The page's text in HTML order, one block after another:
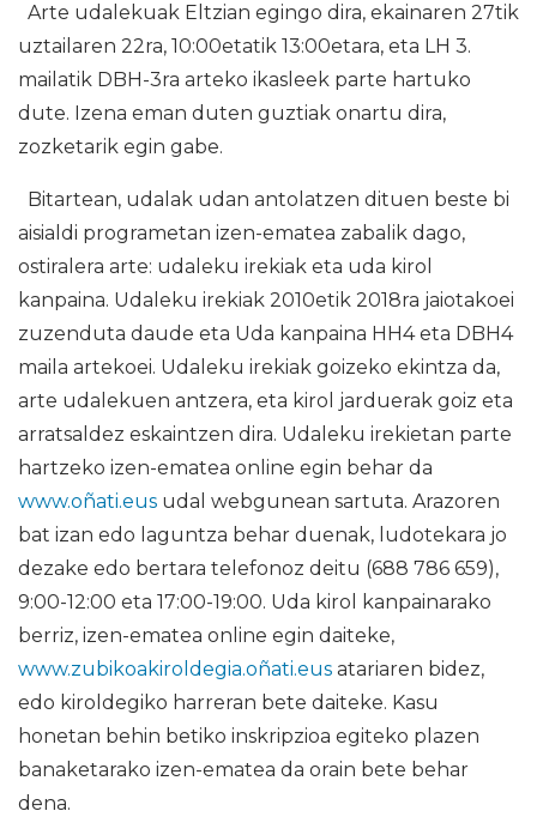
Arte udalekuak Eltzian egingo dira, ekainaren 27tik
uztailaren 22ra, 10:00etatik 13:00etara, eta LH 3.
mailatik DBH-3ra arteko ikasleek parte hartuko
dute. Izena eman duten guztiak onartu dira,
zozketarik egin gabe.
Bitartean, udalak udan antolatzen dituen beste bi
aisialdi programetan izen-ematea zabalik dago,
ostiralera arte: udaleku irekiak eta uda kirol
kanpaina. Udaleku irekiak 2010etik 2018ra jaiotakoei
zuzenduta daude eta Uda kanpaina HH4 eta DBH4
maila artekoei. Udaleku irekiak goizeko ekintza da,
arte udalekuen antzera, eta kirol jarduerak goiz eta
arratsaldez eskaintzen dira. Udaleku irekietan parte
hartzeko izen-ematea online egin behar da
www.oñati.eus udal webgunean sartuta. Arazoren
bat izan edo laguntza behar duenak, ludotekara jo
dezake edo bertara telefonoz deitu (688 786 659),
9:00-12:00 eta 17:00-19:00. Uda kirol kanpainarako
berriz, izen-ematea online egin daiteke,
www.zubikoakiroldegia.oñati.eus atariaren bidez,
edo kiroldegiko harreran bete daiteke. Kasu
honetan behin betiko inskripzioa egiteko plazen
banaketarako izen-ematea da orain bete behar
dena.